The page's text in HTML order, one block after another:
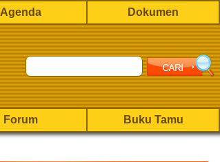
Agenda Dokumen
Forum Buku Tamu